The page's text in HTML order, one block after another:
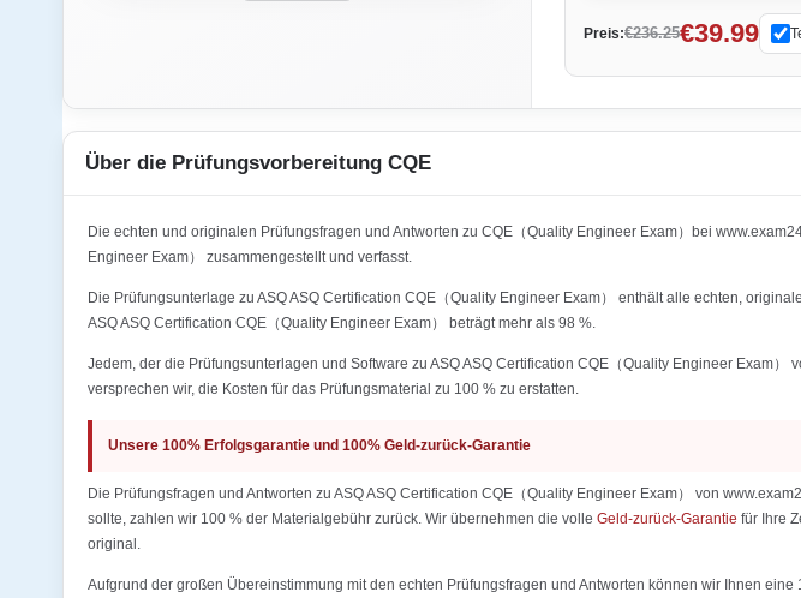
Preis:€236.25€39.99
Über die Prüfungsvorbereitung CQE
Die echten und originalen Prüfungsfragen und Antworten zu CQE（Quality Engineer Exam）bei
Engineer Exam） zusammengestellt und verfasst.
Die Prüfungsunterlage zu ASQ ASQ Certification CQE（Quality Engineer Exam） enthält alle echten,
ASQ ASQ Certification CQE（Quality Engineer Exam） beträgt mehr als 98 %.
Jedem, der die Prüfungsunterlagen und Software zu ASQ ASQ Certification CQE（Quality Engineer Exam
versprechen wir, die Kosten für das Prüfungsmaterial zu 100 % zu erstatten.
Unsere 100% Erfolgsgarantie und 100% Geld-zurück-Garantie
Die Prüfungsfragen und Antworten zu ASQ ASQ Certification CQE（Quality Engineer Exam） von
sollte, zahlen wir 100 % der Materialgebühr zurück. Wir übernehmen die volle Geld-zurück-Garantie für Ihre
original.
Aufgrund der großen Übereinstimmung mit den echten Prüfungsfragen und Antworten können wir Ihnen